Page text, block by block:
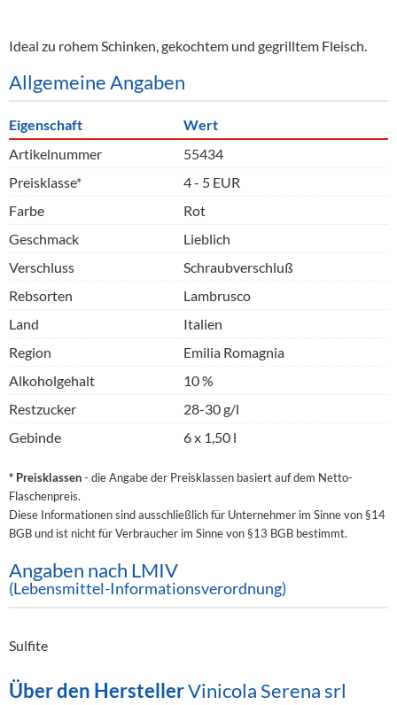
Ideal zu rohem Schinken, gekochtem und gegrilltem Fleisch.
Allgemeine Angaben
Eigenschaft
Wert
Artikelnummer
55434
Preisklasse*
4 - 5 EUR
Farbe
Rot
Geschmack
Lieblich
Verschluss
Schraubverschluß
Rebsorten
Lambrusco
Land
Italien
Region
Emilia Romagnia
Alkoholgehalt
10 %
Restzucker
28-30 g/l
Gebinde
6 x 1,50 l
* Preisklassen- die Angabe der Preisklassen basiert auf dem Netto-
Flaschenpreis.
Diese Informationen sind ausschließlich für Unternehmer im Sinne von §14
BGB und ist nicht für Verbraucher im Sinne von §13 BGB bestimmt.
Angaben nach LMIV
(Lebensmittel-Informationsverordnung)
Sulfite
Über den HerstellerVinicola Serena srl